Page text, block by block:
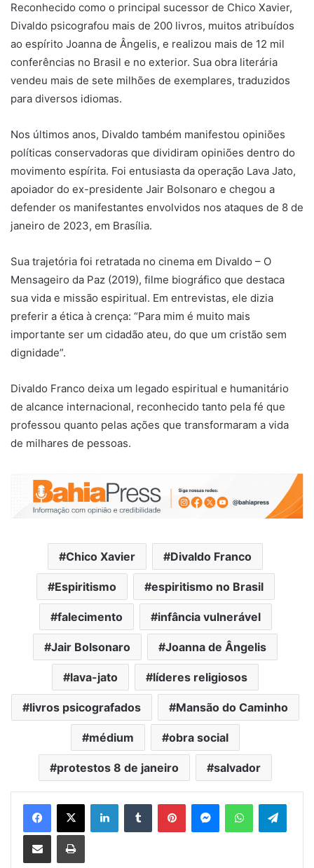
Reconhecido como o principal sucessor de Chico Xavier,
Divaldo psicografou mais de 200 livros, muitos atribuídos
ao espírito Joanna de Ângelis, e realizou mais de 12 mil
conferências no Brasil e no exterior. Sua obra literária
vendeu mais de sete milhões de exemplares, traduzidos
para diversos idiomas.
Nos últimos anos, Divaldo também manifestou opiniões
políticas conservadoras que dividiram opiniões dentro do
movimento espírita. Foi entusiasta da operação Lava Jato,
apoiador do ex-presidente Jair Bolsonaro e chegou a
defender os manifestantes envolvidos nos ataques de 8 de
janeiro de 2023, em Brasília.
Sua trajetória foi retratada no cinema em Divaldo – O
Mensageiro da Paz (2019), filme biográfico que destaca
sua vida e missão espiritual. Em entrevistas, ele dizia
preferir a ética à crença: “Para mim é muito mais
importante ser um cidadão ateu, do que um cristão sem
dignidade”.
Divaldo Franco deixa um legado espiritual e humanitário
de alcance internacional, reconhecido tanto pela fé que
professou quanto pelas ações que transformaram a vida
de milhares de pessoas.
Chico Xavier Divaldo Franco
Espiritismo espiritismo no Brasil
falecimento infância vulnerável
Jair Bolsonaro Joanna de Ângelis
lava-jato líderes religiosos
livros psicografados Mansão do Caminho
médium obra social
protestos 8 de janeiro salvador